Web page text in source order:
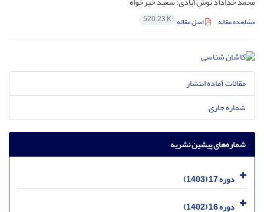
مشاهده مقاله اصل مقاله 520.23 K
مقالات آماده انتشار
شماره جاری
شماره‌های پیشین نشریه
دوره 17 (1403)
دوره 16 (1402)